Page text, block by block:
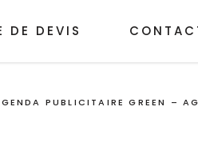
DE DEVIS
PUBLICITAIRE GREEN –